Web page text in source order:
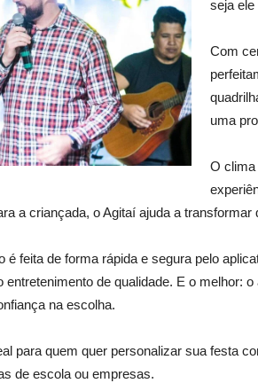
seja
Com
uma
O clima
a criançada, o Agitaí ajuda a
é feita de forma rápida e segura pelo
entretenimento de qualidade. E o melhor:
na escolha.
para quem quer personalizar sua festa
de escola ou empresas.